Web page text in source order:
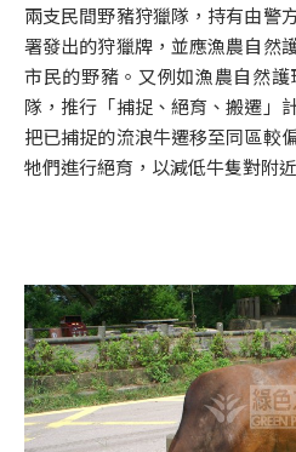
兩支民間野豬狩獵隊，持有由警
署發出的狩獵牌，並應漁農自然
市民的野豬。又例如漁農自然
隊，推行「捕捉、絕育、搬遷」
把已捕捉的流浪牛遷移至同區較
牠們進行絕育，以減低牛隻對附